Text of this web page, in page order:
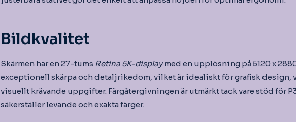
Bildkvalitet
Skärmen har en 27-tums Retina 5K-displaymed en upplösning på 5120 x
exceptionell skärpa och detaljrikedom, vilket är idealiskt för grafisk design,
visuellt krävande uppgifter. Färgåtergivningen är utmärkt tack vare stöd för
säkerställer levande och exakta färger.